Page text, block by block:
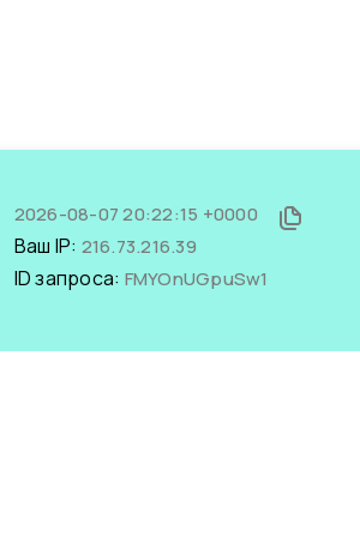
2026-08-07 20:22:15 +0000
Ваш IP: 216.73.216.39
ID запроса: FMYOnUGpuSw1